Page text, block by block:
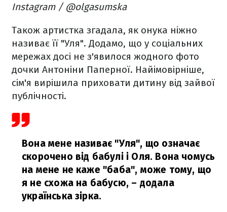
Instagram / @olgasumska
Також артистка згадала, як онука ніжно
називає її "Уля". Додамо, що у соціальних
мережах досі не з'явилося жодного фото
дочки Антоніни Паперної. Найімовірніше,
сім'я вирішила приховати дитину від зайвої
публічності.
Вона мене називає "Уля", що означає
скорочено від бабулі і Оля. Вона чомусь
на мене не каже "баба", може тому, що
я не схожа на бабусю, – додала
українська зірка.